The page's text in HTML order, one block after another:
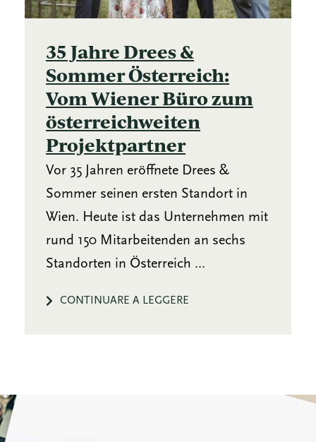
35 Jahre Drees &
Sommer Österreich:
Vom Wiener Büro zum
österreichweiten
Projektpartner
Vor 35 Jahren eröffnete Drees &
Sommer seinen ersten Standort in
Wien. Heute ist das Unternehmen mit
rund 150 Mitarbeitenden an sechs
Standorten in Österreich ...
CONTINUARE A LEGGERE